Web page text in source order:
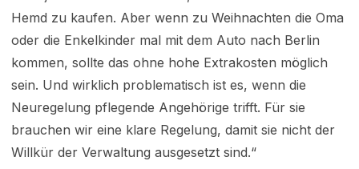
Hemd zu kaufen. Aber wenn zu Weihnachten die Oma
oder die Enkelkinder mal mit dem Auto nach Berlin
kommen, sollte das ohne hohe Extrakosten möglich
sein. Und wirklich problematisch ist es, wenn die
Neuregelung pflegende Angehörige trifft. Für sie
brauchen wir eine klare Regelung, damit sie nicht der
Willkür der Verwaltung ausgesetzt sind.“